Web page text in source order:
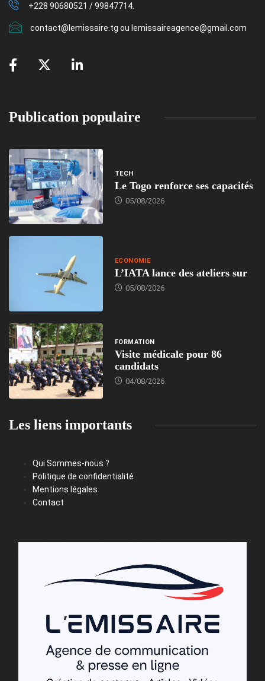
+228 90680521 / 99847714.
contact@lemissaire.tg ou lemissaireagence@gmail.com
Publication populaire
TECH
Le Togo renforce ses capacités
05/08/2026
ECONOMIE
L’IATA lance des ateliers sur
05/08/2026
FORMATION
Visite médicale pour 86
candidats
04/08/2026
Les liens importants
Qui Sommes-nous ?
Politique de confidentialité
Mentions légales
Contact